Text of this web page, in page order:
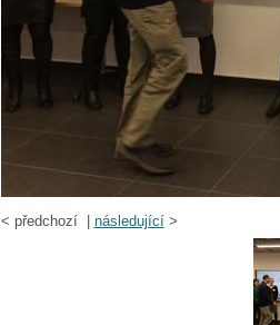
< předchozí | následující>